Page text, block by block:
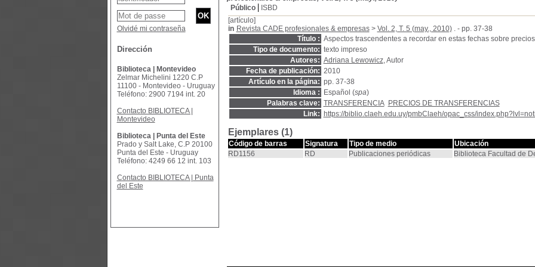
Público
ISBD
[artículo]
in Revista CADE profesionales & empresas> Vol. 2, T. 5 (may., 2010). - pp. 37-38
Título : Aspectos trascendentes a recordar en estas fechas sobre
Tipo de documento: texto impreso
Autores: Adriana Lewowicz, Autor
Fecha de publicación: 2010
Artículo en la página: pp. 37-38
Idioma :
Español (spa)
Palabras clave: TRANSFERENCIA
PRECIOS DE TRANSFERENCIAS
Link:
https://biblio.claeh.edu.uy/pmbClaeh/opac_css/
Ejemplares (1)
Código de barras Signatura Tipo de medio
Ubicación
RD1156
RD Publicaciones periódicas Biblioteca Facultad de
Olvidé mi contraseña
Dirección
Biblioteca | Montevideo
Zelmar Michelini 1220 C.P
11100 - Montevideo - Uruguay
Teléfono: 2900 7194 int. 20
Contacto BIBLIOTECA |
Montevideo
Biblioteca | Punta del Este
Prado y Salt Lake, C.P 20100
Punta del Este - Uruguay
Teléfono: 4249 66 12 int. 103
Contacto BIBLIOTECA | Punta
del Este